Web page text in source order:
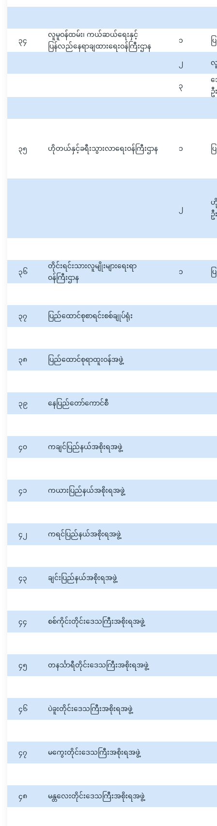
၃၄
လူမူဝန်ထမ်း၊ ကယ်ဆယ်ရေးနှင့်
ပြန်လည်နေရာချထားရေးဝန်ကြီးဌာန
၁
၂ လူ
၃
ဘ
ဦ
၃၅ ဟိုတယ်နှင့်ခရီးသွားလာရေးဝန်ကြီးဌာန ၁
၂
ဟို
ဦ
၃၆
တိုင်းရင်းသားလူမျိုးများရေးရာ
ဝန်ကြီးဌာန
၁
၃၇ ပြည်ထောင်စုစာရင်းစစ်ချုပ်ရုံး
၃၈ ပြည်ထောင်စုရာထူးဝန်အဖွဲ့
၃၉ နေပြည်တော်ကောင်စီ
၄၀ ကချင်ပြည်နယ်အစိုးရအဖွဲ့
၄၁ ကယားပြည်နယ်အစိုးရအဖွဲ့
၄၂ ကရင်ပြည်နယ်အစိုးရအဖွဲ့
၄၃ ချင်းပြည်နယ်အစိုးရအဖွဲ့
၄၄ စစ်ကိုင်းတိုင်းဒေသကြီးအစိုးရအဖွဲ့
၄၅ တနင်္သာရီတိုင်းဒေသကြီးအစိုးရအဖွဲ့
၄၆ ပဲခူးတိုင်းဒေသကြီးအစိုးရအဖွဲ့
၄၇ မကွေးတိုင်းဒေသကြီးအစိုးရအဖွဲ့
၄၈ မန္တလေးတိုင်းဒေသကြီးအစိုးရအဖွဲ့